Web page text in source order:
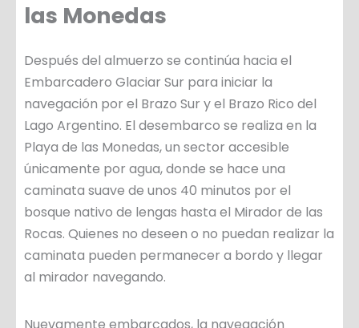
las Monedas
Después del almuerzo se continúa hacia el
Embarcadero Glaciar Sur para iniciar la
navegación por el Brazo Sur y el Brazo Rico del
Lago Argentino. El desembarco se realiza en la
Playa de las Monedas, un sector accesible
únicamente por agua, donde se hace una
caminata suave de unos 40 minutos por el
bosque nativo de lengas hasta el Mirador de las
Rocas. Quienes no deseen o no puedan realizar la
caminata pueden permanecer a bordo y llegar
al mirador navegando.